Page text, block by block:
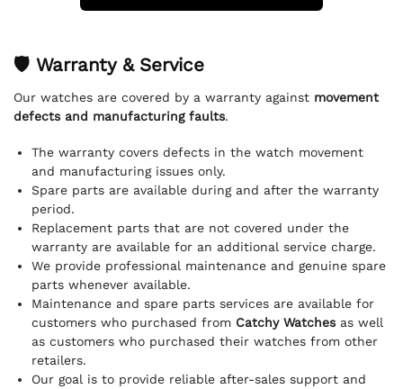
🛡 Warranty & Service
Our watches are covered by a warranty against movement
defects and manufacturing faults.
The warranty covers defects in the watch movement
and manufacturing issues only.
Spare parts are available during and after the warranty
period.
Replacement parts that are not covered under the
warranty are available for an additional service charge.
We provide professional maintenance and genuine spare
parts whenever available.
Maintenance and spare parts services are available for
customers who purchased from Catchy Watchesas well
as customers who purchased their watches from other
retailers.
Our goal is to provide reliable after-sales support and